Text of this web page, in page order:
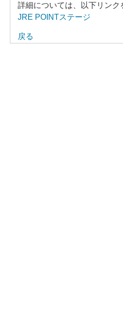
詳細については、以下リンク
JRE POINTステージ
戻る